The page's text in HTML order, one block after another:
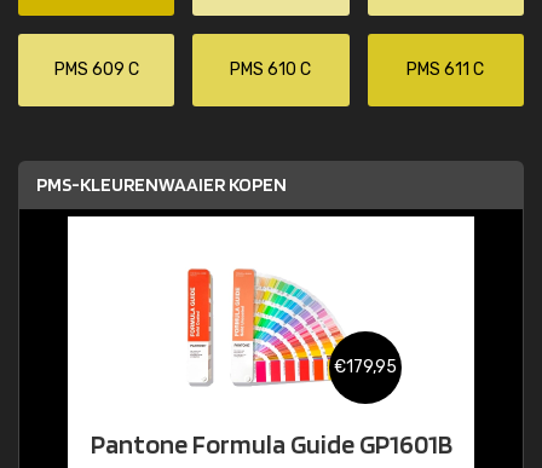
PMS 609 C PMS 610 C PMS 611 C
PMS-KLEURENWAAIER KOPEN
€179,95
Pantone Formula Guide GP1601B